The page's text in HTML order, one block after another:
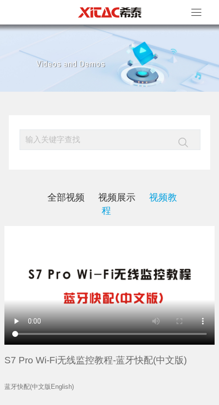
全部视频 视频展示
视频教
程
S7 Pro Wi-Fi无线监控教程-蓝牙快配(中文版)
蓝牙快配(中文版English)